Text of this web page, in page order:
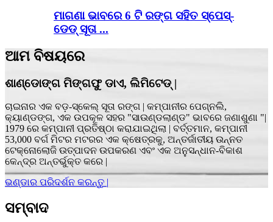
ମାଗଣା ଭାବରେ 6 ଟି ରଙ୍ଗ ସହିତ ସ୍ପେସ୍-
ଡେଡ୍ ସୂତା ...
ଆମ ବିଷୟରେ
ଶାଣ୍ଡୋଙ୍ଗ ମିଙ୍ଗଫୁ ଡାଏ, ଲିମିଟେଡ୍ |
ଚାଇନାର ଏକ ବଡ଼-ସ୍କେଲ୍ ସୂତା ରଙ୍ଗ | କମ୍ପାନୀର ପେଗ୍ନଲି,
କ୍ୟାଣ୍ଡଙ୍ଗ, ଏକ ଉପକୂଳ ସହର "ସାଉଣ୍ଡଲାଣ୍ଡ" ଭାବରେ ଜଣାଶୁଣା "|
1979 ରେ କମ୍ପାନୀ ପ୍ରତିଷ୍ଠା କରାଯାଇଥିଲା | ବର୍ତ୍ତମାନ, କମ୍ପାନୀ
53,000 ବର୍ଗ ମିଟର ମଟରର ଏକ କ୍ଷେତ୍ରକୁ, ଅନ୍ତର୍ଜାତୀୟ ଉନ୍ନତ
ଟେକ୍ନୋଲୋଜି ଉତ୍ପାଦନ ଉପକରଣ ଏବଂ ଏକ ଅନୁସନ୍ଧାନ-ବିକାଶ
କେନ୍ଦ୍ର ଅନ୍ତର୍ଭୁକ୍ତ କରେ |
ଭଣ୍ଡାର ପରିଦର୍ଶନ କରନ୍ତୁ |
ସମ୍ବାଦ